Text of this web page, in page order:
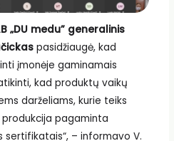
„DU medu” generalinis
pasidžiaugė, kad
įmonėje gaminamais
kad produktų vaikų
darželiams, kurie teiks
produkcija pagaminta
sertifikatais“, – informavo V.